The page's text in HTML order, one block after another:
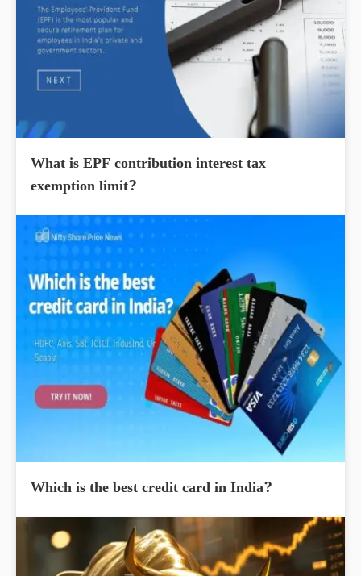
What is EPF contribution interest tax
exemption limit?
Which is the best credit card in India?